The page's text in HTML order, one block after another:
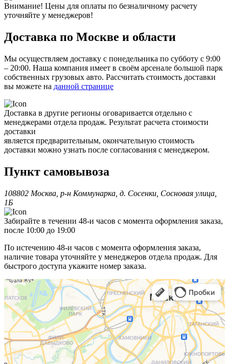
Внимание! Цены для оплаты по безналичному расчету
уточняйте у менеджеров!
Доставка по Москве и области
Мы осуществляем доставку с понедельника по субботу с 9:00
– 20:00. Наша компания имеет в своём арсенале большой парк
собственных грузовых авто. Рассчитать стоимость доставки
вы можете на данной странице
Доставка в другие регионы оговаривается отдельно с
менеджерами отдела продаж. Результат расчета стоимости
доставки
является предварительным, окончательную стоимость
доставки можно узнать после согласования с менеджером.
Пункт самовывоза
108802 Москва, р-н Коммунарка, д. Сосенки, Сосновая улица,
1Б
Забирайте в течении 48-и часов с момента оформления заказа,
после 10:00 до 19:00
По истечению 48-и часов с момента оформления заказа,
наличие товара уточняйте у менеджеров отдела продаж. Для
быстрого доступа укажите номер заказа.